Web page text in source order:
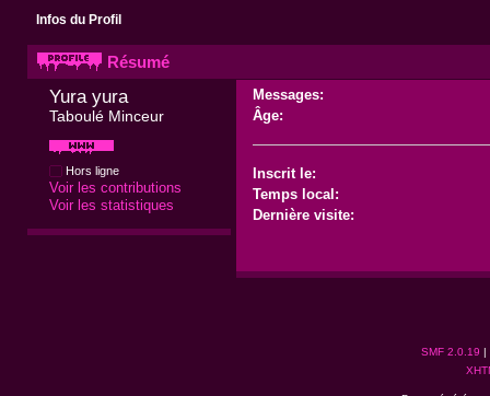
Infos du Profil
Résumé
Yura yura
Taboulé Minceur
Hors ligne
Voir les contributions
Voir les statistiques
Messages:
Âge:
Inscrit le:
Temps local:
Dernière visite:
SMF 2.0.19 |